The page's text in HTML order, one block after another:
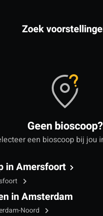
Zoek
Geen bioscoop?
een bioscoop bij jou
in Amersfoort
in Amsterdam
Noord